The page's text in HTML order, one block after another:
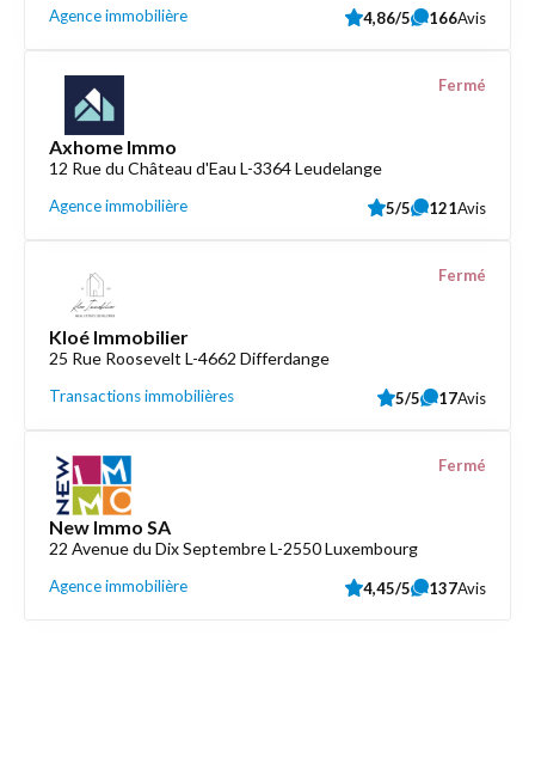
Agence immobilière 4,86/5 166Avis
Axhome Immo
12 Rue du Château d'Eau L-3364 Leudelange
Agence immobilière
Fermé
5/5 121Avis
Kloé Immobilier
25 Rue Roosevelt L-4662 Differdange
Transactions immobilières
Fermé
5/5 17Avis
New Immo SA
22 Avenue du Dix Septembre L-2550 Luxembourg
Agence immobilière
Fermé
4,45/5 137Avis